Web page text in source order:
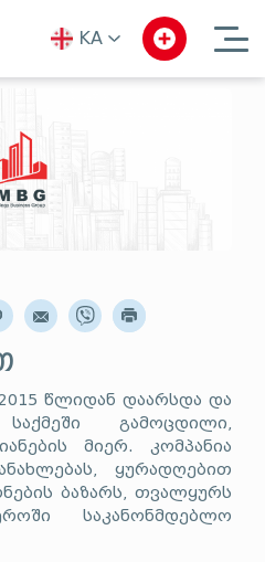
KA
წლიდან დაარსდა და
გამოცდილი,
მიერ. კომპანია
ყურადღებით
ბაზარს, თვალყურს
საკანონმდებლო